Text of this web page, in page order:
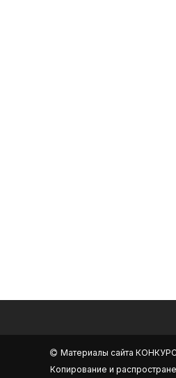
Материалы сайта
Копирование и